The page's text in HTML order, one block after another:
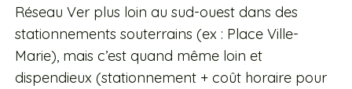
Réseau Ver plus loin au sud-ouest dans des
stationnements souterrains (ex : Place Ville-
Marie), mais c’est quand même loin et
dispendieux (stationnement + coût horaire pour